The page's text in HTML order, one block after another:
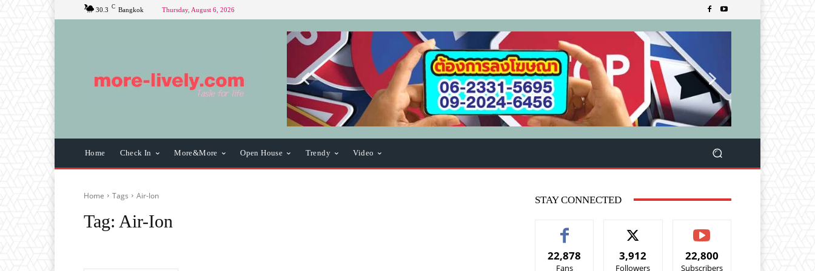
30.3 C Bangkok Thursday, August 6, 2026
Home Check In More&More Open House Trendy Video
Home Tags Air-Ion
Tag: Air-Ion
STAY CONNECTED
22,878
Fans
3,912
Followers
22,800
Subscribers